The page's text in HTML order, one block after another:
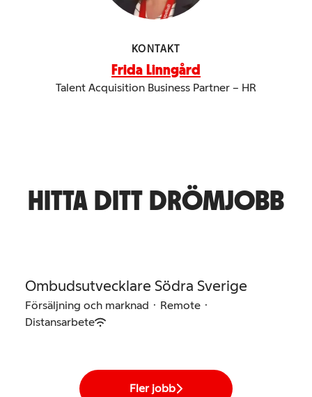
KONTAKT
Frida Linngård
Talent Acquisition Business Partner – HR
HITTA DITT DRÖMJOBB
Ombudsutvecklare Södra Sverige
Försäljning och marknad · Remote ·
Distansarbete
Fler jobb